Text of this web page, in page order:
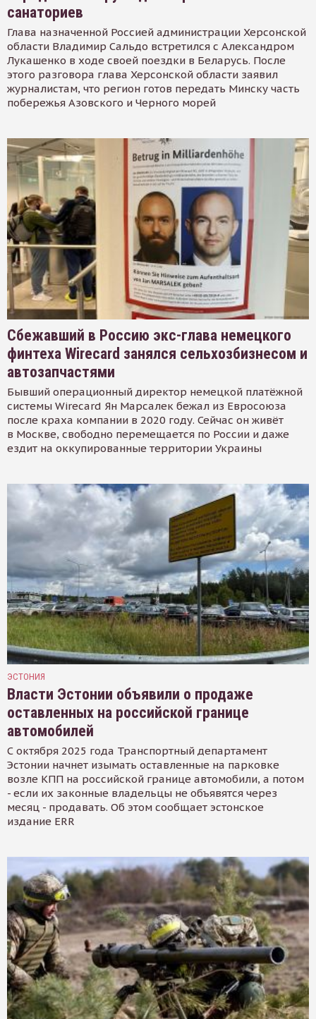
санаториев
Глава назначенной Россией администрации Херсонской
области Владимир Сальдо встретился с Александром
Лукашенко в ходе своей поездки в Беларусь. После
этого разговора глава Херсонской области заявил
журналистам, что регион готов передать Минску часть
побережья Азовского и Черного морей
Сбежавший в Россию экс-глава немецкого
финтеха Wirecard занялся сельхозбизнесом и
автозапчастями
Бывший операционный директор немецкой платёжной
системы Wirecard Ян Марсалек бежал из Евросоюза
после краха компании в 2020 году. Сейчас он живёт
в Москве, свободно перемещается по России и даже
ездит на оккупированные территории Украины
ЭСТОНИЯ
Власти Эстонии объявили о продаже
оставленных на российской границе
автомобилей
С октября 2025 года Транспортный департамент
Эстонии начнет изымать оставленные на парковке
возле КПП на российской границе автомобили, а потом
- если их законные владельцы не объявятся через
месяц - продавать. Об этом сообщает эстонское
издание ERR